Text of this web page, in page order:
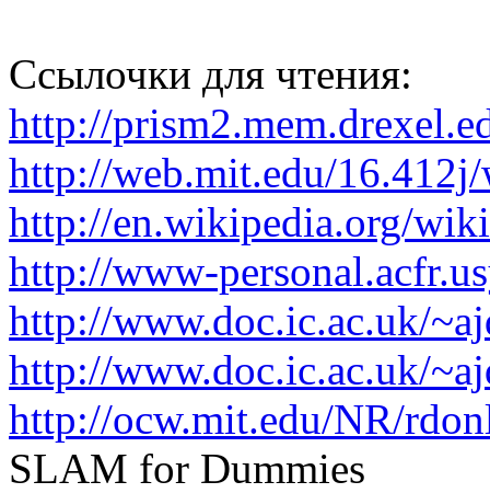
Ссылочки для чтения:
http://
http://web.mit.edu/
http://en.wikipedia.org/
http://www-
http://www.doc.ic.ac.uk/
http://www.doc.ic.ac.uk/
http://ocw.mit.edu/NR/
SLAM for Dummies